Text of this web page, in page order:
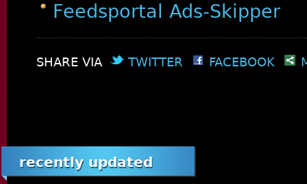
Feedsportal Ads-Skipper
SHARE VIA TWITTER FACEBOOK
recently updated